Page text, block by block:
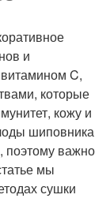
и
C,
которые
кожу и
шиповника
поэтому важно
мы
сушки